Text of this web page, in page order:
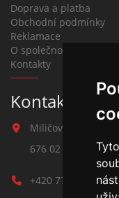
Doprava a platba
Obchodní podmínky
Reklamace
O společnosti
Kontakty
Kontakt na
Miličova 541
676 02 Moravské
+420 777 780 938